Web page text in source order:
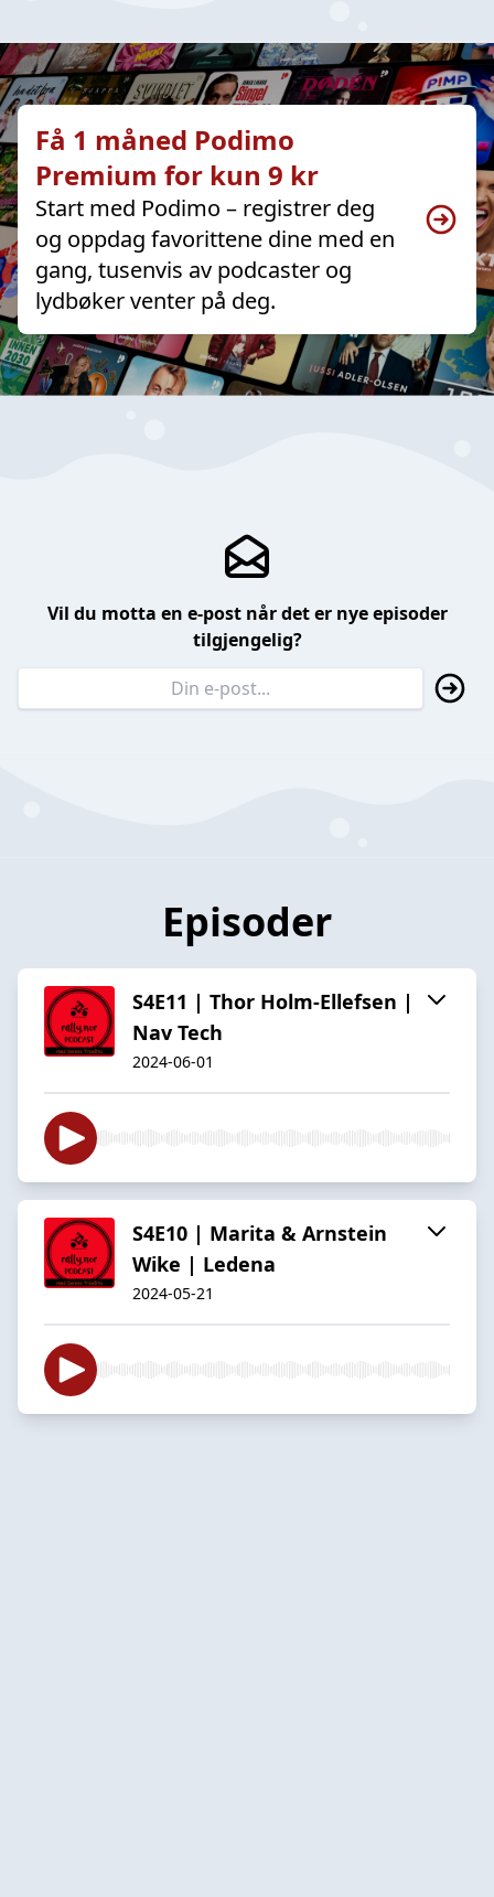
Få 1 måned Podimo
Premium for kun 9 kr
Start med Podimo – registrer deg
og oppdag favorittene dine med en
gang, tusenvis av podcaster og
lydbøker venter på deg.
Vil du motta en e-post når det er nye episoder
tilgjengelig?
Episoder
S4E11 | Thor Holm-Ellefsen |
Nav Tech
2024-06-01
S4E10 | Marita & Arnstein
Wike | Ledena
2024-05-21